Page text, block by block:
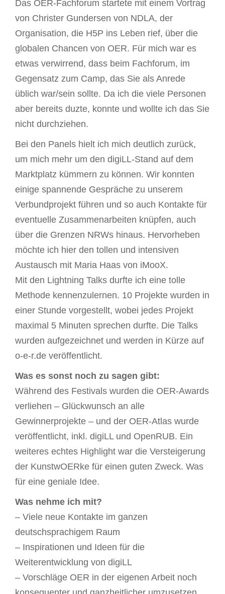
Das OER-Fachforum startete mit einem Vortrag
von Christer Gundersen von NDLA, der
Organisation, die H5P ins Leben rief, über die
globalen Chancen von OER. Für mich war es
etwas verwirrend, dass beim Fachforum, im
Gegensatz zum Camp, das Sie als Anrede
üblich war/sein sollte. Da ich die viele Personen
aber bereits duzte, konnte und wollte ich das Sie
nicht durchziehen.
Bei den Panels hielt ich mich deutlich zurück,
um mich mehr um den digiLL-Stand auf dem
Marktplatz kümmern zu können. Wir konnten
einige spannende Gespräche zu unserem
Verbundprojekt führen und so auch Kontakte für
eventuelle Zusammenarbeiten knüpfen, auch
über die Grenzen NRWs hinaus. Hervorheben
möchte ich hier den tollen und intensiven
Austausch mit Maria Haas von iMooX.
Mit den Lightning Talks durfte ich eine tolle
Methode kennenzulernen. 10 Projekte wurden in
einer Stunde vorgestellt, wobei jedes Projekt
maximal 5 Minuten sprechen durfte. Die Talks
wurden aufgezeichnet und werden in Kürze auf
o-e-r.de veröffentlicht.
Was es sonst noch zu sagen gibt:
Während des Festivals wurden die OER-Awards
verliehen – Glückwunsch an alle
Gewinnerprojekte – und der OER-Atlas wurde
veröffentlicht, inkl. digiLL und OpenRUB. Ein
weiteres echtes Highlight war die Versteigerung
der KunstwOERke für einen guten Zweck. Was
für eine geniale Idee.
Was nehme ich mit?
– Viele neue Kontakte im ganzen
deutschsprachigem Raum
– Inspirationen und Ideen für die
Weiterentwicklung von digiLL
– Vorschläge OER in der eigenen Arbeit noch